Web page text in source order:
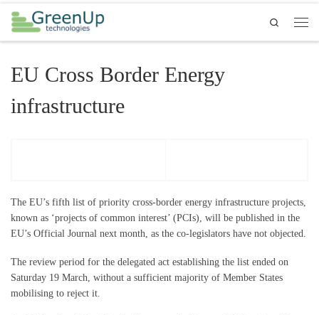
Passer au contenu
Search
EU Cross Border Energy
infrastructure
The EU’s fifth list of priority cross-border energy infrastructure projects,
known as ‘projects of common interest’ (PCIs), will be published in the
EU’s Official Journal next month, as the co-legislators have not objected.
The review period for the delegated act establishing the list ended on
Saturday 19 March, without a sufficient majority of Member States
mobilising to reject it.